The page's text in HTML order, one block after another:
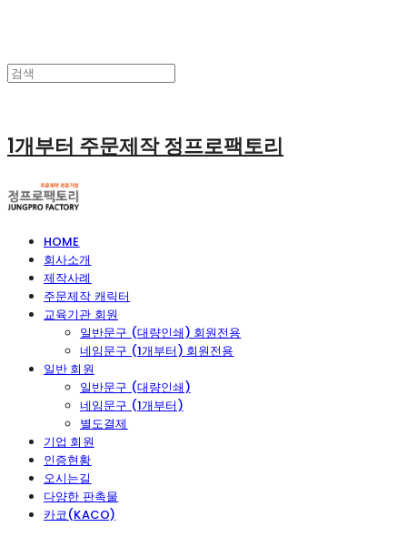
1개부터 주문제작 정프로팩토리
HOME
회사소개
제작사례
주문제작 캐릭터
교육기관 회원
일반문구 (대량인쇄) 회원전용
네임문구 (1개부터) 회원전용
일반 회원
일반문구 (대량인쇄)
네임문구 (1개부터)
별도결제
기업 회원
인증현황
오시는길
다양한 판촉물
카코(KACO)